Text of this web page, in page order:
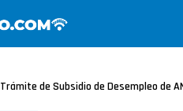
Trámite de Subsidio de Desempleo de